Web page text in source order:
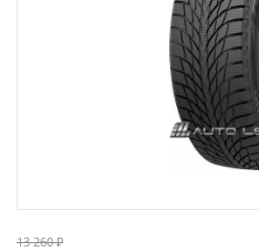
13 260 ₽